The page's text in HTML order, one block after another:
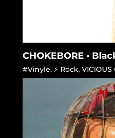
CHOKEBORE •
#Vinyle, ⚡ Rock, VICIOUS